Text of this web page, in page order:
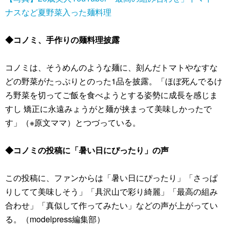
ナスなど夏野菜入った麺料理
◆コノミ、手作りの麺料理披露
コノミは、そうめんのような麺に、刻んだトマトやなすな
どの野菜がたっぷりとのった1品を披露。「ほぼ死んでるけ
ろ野菜を切ってご飯を食べようとする姿勢に成長を感じま
すし 矯正に永遠みょうがと麺が挟まって美味しかったで
す」（※原文ママ）とつづっている。
◆コノミの投稿に「暑い日にぴったり」の声
この投稿に、ファンからは「暑い日にぴったり」「さっぱ
りしてて美味しそう」「具沢山で彩り綺麗」「最高の組み
合わせ」「真似して作ってみたい」などの声が上がってい
る。（modelpress編集部）